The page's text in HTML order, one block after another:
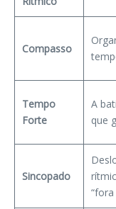
Compasso
Tempo
Forte
A
que
Sincopado